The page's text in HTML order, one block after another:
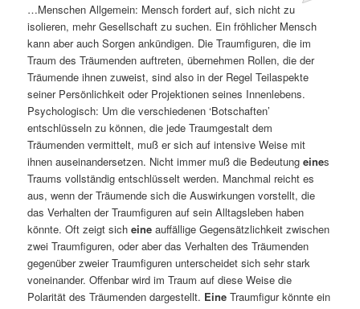
…Menschen Allgemein: Mensch fordert auf, sich nicht zu
isolieren, mehr Gesellschaft zu suchen. Ein fröhlicher Mensch
kann aber auch Sorgen ankündigen. Die Traumfiguren, die im
Traum des Träumenden auftreten, übernehmen Rollen, die der
Träumende ihnen zuweist, sind also in der Regel Teilaspekte
seiner Persönlichkeit oder Projektionen seines Innenlebens.
Psychologisch: Um die verschiedenen ‘Botschaften’
entschlüsseln zu können, die jede Traumgestalt dem
Träumenden vermittelt, muß er sich auf intensive Weise mit
ihnen auseinandersetzen. Nicht immer muß die Bedeutungeines
Traums vollständig entschlüsselt werden. Manchmal reicht es
aus, wenn der Träumende sich die Auswirkungen vorstellt, die
das Verhalten der Traumfiguren auf sein Alltagsleben haben
könnte. Oft zeigt sicheine auffällige Gegensätzlichkeit zwischen
zwei Traumfiguren, oder aber das Verhalten des Träumenden
gegenüber zweier Traumfiguren unterscheidet sich sehr stark
voneinander. Offenbar wird im Traum auf diese Weise die
Polarität des Träumenden dargestellt. Eine Traumfigur könnte ein